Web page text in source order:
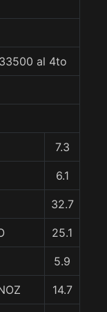
al 4to
7.3
6.1
32.7
25.1
5.9
14.7